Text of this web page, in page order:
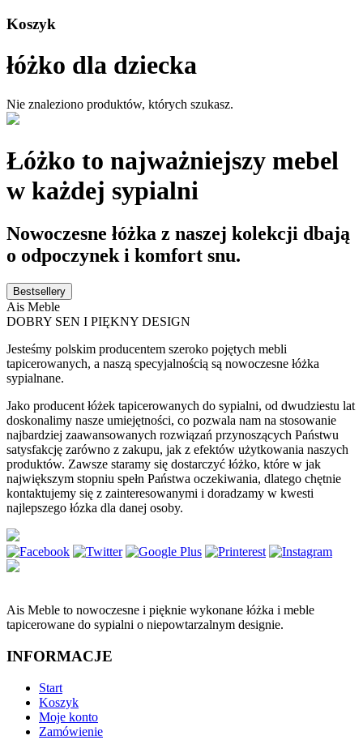
Koszyk
łóżko dla dziecka
Nie znaleziono produktów, których szukasz.
Łóżko to najważniejszy mebel
w każdej sypialni
Nowoczesne łóżka z naszej kolekcji dbają
o odpoczynek i komfort snu.
Bestsellery
Ais Meble
DOBRY SEN I PIĘKNY DESIGN
Jesteśmy polskim producentem szeroko pojętych mebli
tapicerowanych, a naszą specyjalnością są nowoczesne łóżka
sypialnane.
Jako producent łóżek tapicerowanych do sypialni, od dwudziestu lat
doskonalimy nasze umiejętności, co pozwala nam na stosowanie
najbardziej zaawansowanych rozwiązań przynoszących Państwu
satysfakcję zarówno z zakupu, jak z efektów użytkowania naszych
produktów. Zawsze staramy się dostarczyć łóżko, które w jak
największym stopniu spełn Państwa oczekiwania, dlatego chętnie
kontaktujemy się z zainteresowanymi i doradzamy w kwesti
najlepszego łózka dla danej osoby.
Ais Meble to nowoczesne i pięknie wykonane łóżka i meble
tapicerowane do sypialni o niepowtarzalnym designie.
INFORMACJE
Start
Koszyk
Moje konto
Zamówienie